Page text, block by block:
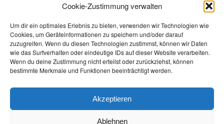
Cookie-Zustimmung verwalten
Um dir ein optimales Erlebnis zu bieten, verwenden wir Technologien wie
Cookies, um Geräteinformationen zu speichern und/oder darauf
zuzugreifen. Wenn du diesen Technologien zustimmst, können wir Daten
wie das Surfverhalten oder eindeutige IDs auf dieser Website verarbeiten.
Wenn du deine Zustimmung nicht erteilst oder zurückziehst, können
bestimmte Merkmale und Funktionen beeinträchtigt werden.
Akzeptieren
Ablehnen